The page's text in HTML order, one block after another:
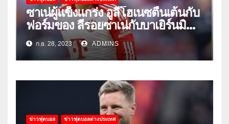
ซาเน่ผู้แข็งแกร่ง อูลี่โฮเนซตื่นเต้นกับ
ฟอร์มของ ลีรอยซาเน่กับบาเยิร์นมิ
วนิคก.ย. 28, 2023 ADMINS
ข่าวฟุตบอล ข่าวฟุตบอลต่างประเทศ